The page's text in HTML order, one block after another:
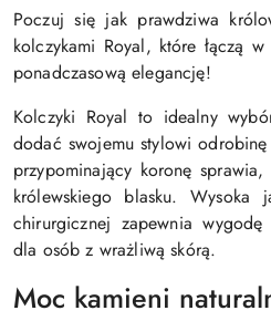
Poczuj się jak prawdziwa
kolczykami Royal, które łączą
ponadczasową elegancję!
Kolczyki Royal to idealny
dodać swojemu stylowi odrobinę
przypominający koronę
królewskiego blasku. Wysoka
chirurgicznej zapewnia
dla osób z wrażliwą skórą.
Moc kamieni